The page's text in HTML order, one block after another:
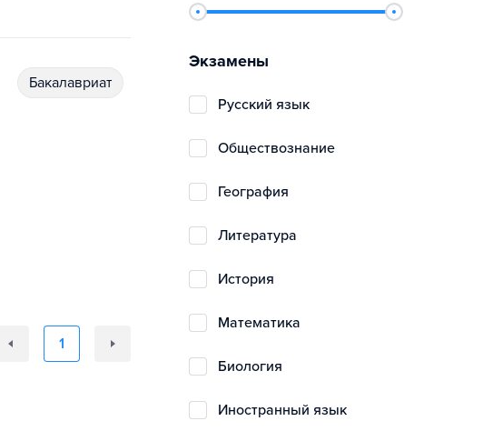
бакалавриат
1
Экзамены
русский язык
обществознание
география
литература
история
математика
биология
иностранный язык